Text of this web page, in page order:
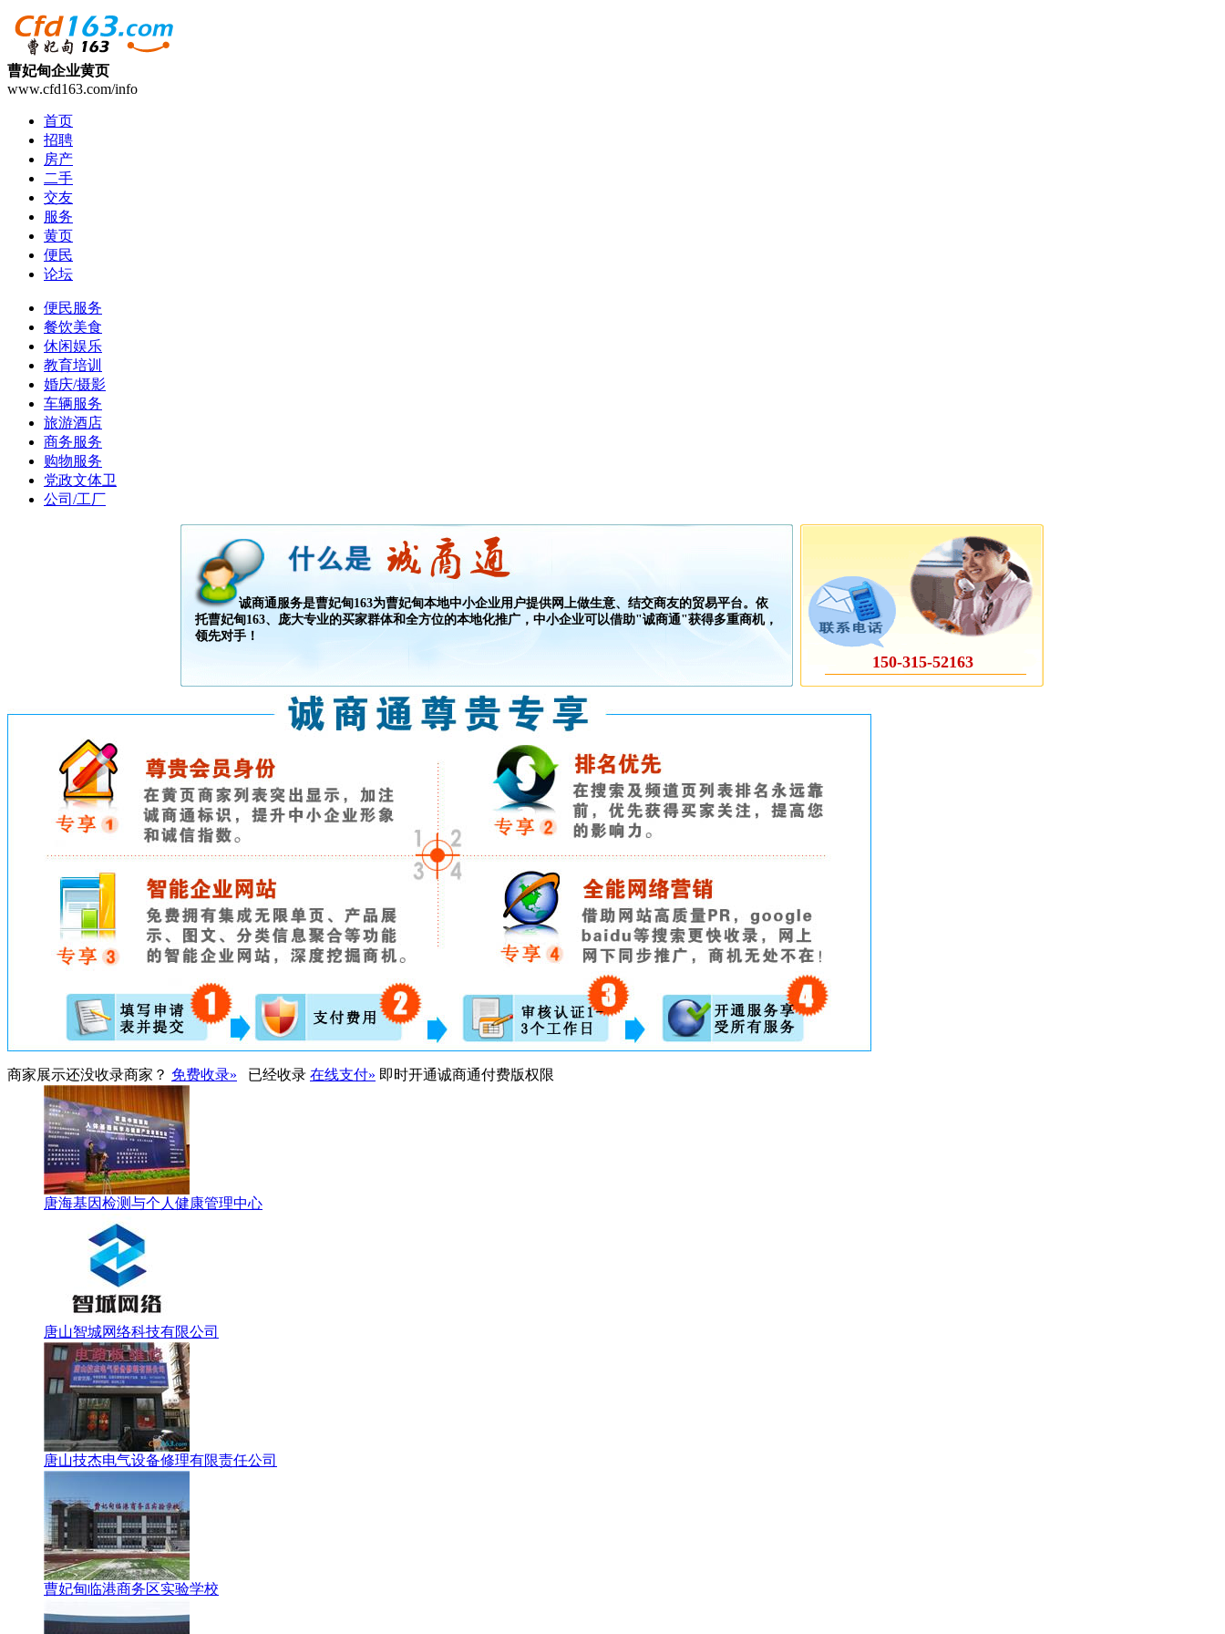
曹妃甸企业黄页
www.cfd163.com/info
首页
招聘
房产
二手
交友
服务
黄页
便民
论坛
便民服务
餐饮美食
休闲娱乐
教育培训
婚庆/摄影
车辆服务
旅游酒店
商务服务
购物服务
党政文体卫
公司/工厂
诚商通服务是曹妃甸163为曹妃甸本地中小企业用户提供网上做生意、结交商友的贸易平台。依
托曹妃甸163、庞大专业的买家群体和全方位的本地化推广，中小企业可以借助"诚商通"获得多重商机，
领先对手！
150-315-52163
商家展示还没收录商家？ 免费收录» 已经收录 在线支付» 即时开通诚商通付费版权限
唐海基因检测与个人健康管理中心
唐山智城网络科技有限公司
唐山技杰电气设备修理有限责任公司
曹妃甸临港商务区实验学校